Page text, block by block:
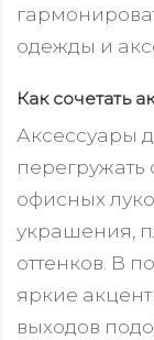
одежды и
Как сочетать
Аксессуары
перегружать
офисных
украшения,
оттенков. В
яркие
выходов